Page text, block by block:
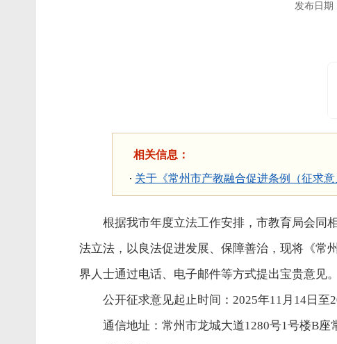
发布日期
相关信息：
关于《常州市产教融合促进条例（征求
根据我市年度立法工作安排，市教育局会同
法立法，以良法促进发展、保障善治，现将《常
界人士通过电话、电子邮件等方式提出宝贵意见
公开征求意见起止时间：2025年11月14日至
通信地址：常州市龙城大道1280号1号楼B座